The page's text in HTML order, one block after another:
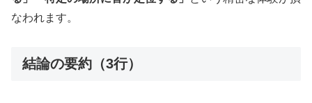
なわれます。
結論の要約（3行）